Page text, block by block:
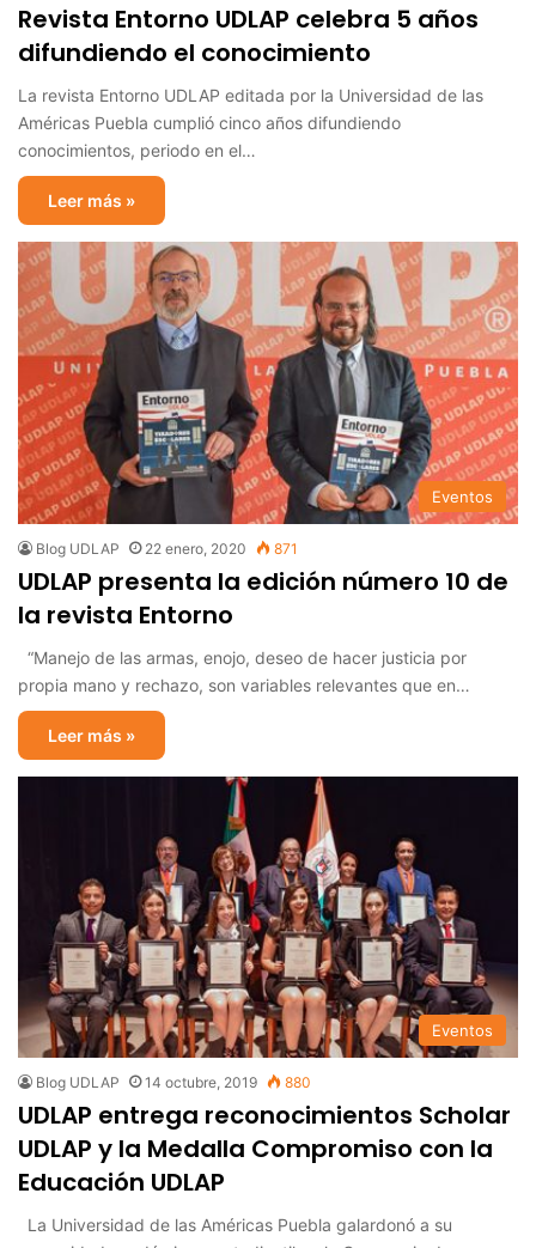
Revista Entorno UDLAP celebra 5 años
difundiendo el conocimiento
La revista Entorno UDLAP editada por la Universidad de las
Américas Puebla cumplió cinco años difundiendo
conocimientos, periodo en el…
Leer más »
Eventos
Blog UDLAP 22 enero, 2020 871
UDLAP presenta la edición número 10 de
la revista Entorno
“Manejo de las armas, enojo, deseo de hacer justicia por
propia mano y rechazo, son variables relevantes que en…
Leer más »
Eventos
Blog UDLAP 14 octubre, 2019 880
UDLAP entrega reconocimientos Scholar
UDLAP y la Medalla Compromiso con la
Educación UDLAP
La Universidad de las Américas Puebla galardonó a su